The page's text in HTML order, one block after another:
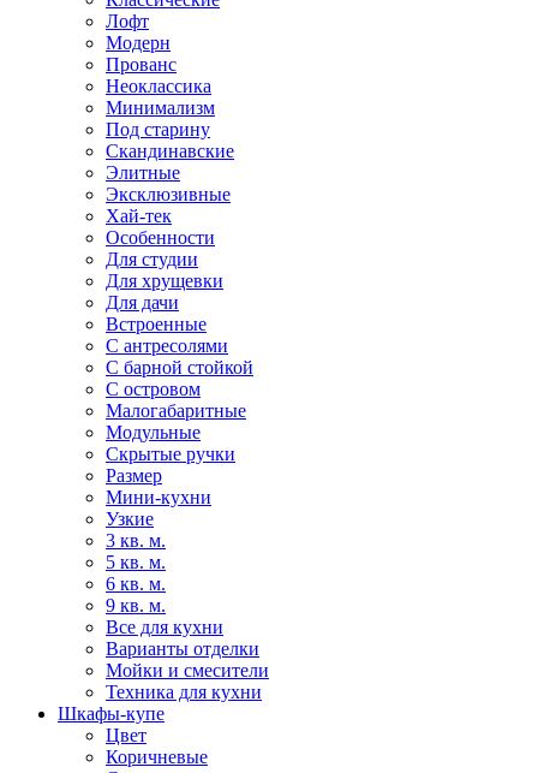
Лофт
Модерн
Прованс
Неоклассика
Минимализм
Под старину
Скандинавские
Элитные
Эксклюзивные
Хай-тек
Особенности
Для студии
Для хрущевки
Для дачи
Встроенные
С антресолями
С барной стойкой
С островом
Малогабаритные
Модульные
Скрытые ручки
Размер
Мини-кухни
Узкие
3 кв. м.
5 кв. м.
6 кв. м.
9 кв. м.
Все для кухни
Варианты отделки
Мойки и смесители
Техника для кухни
Шкафы-купе
Цвет
Коричневые